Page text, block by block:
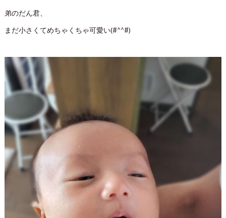
弟のだん君、
まだ小さくてめちゃくちゃ可愛い(#^^#)